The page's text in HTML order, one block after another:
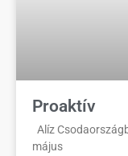
Proaktív
Alíz
május